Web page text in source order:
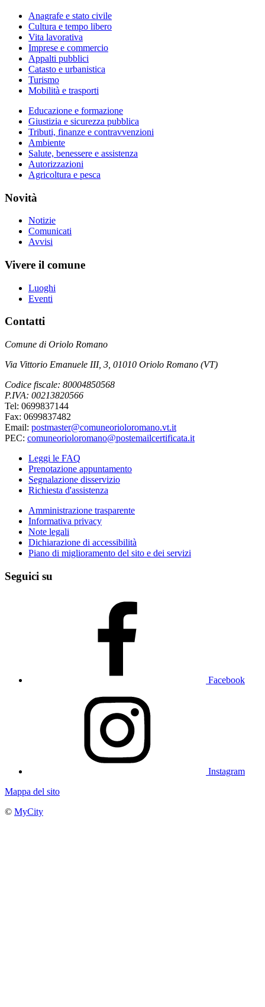
Anagrafe e stato civile
Cultura e tempo libero
Vita lavorativa
Imprese e commercio
Appalti pubblici
Catasto e urbanistica
Turismo
Mobilità e trasporti
Educazione e formazione
Giustizia e sicurezza pubblica
Tributi, finanze e contravvenzioni
Ambiente
Salute, benessere e assistenza
Autorizzazioni
Agricoltura e pesca
Novità
Notizie
Comunicati
Avvisi
Vivere il comune
Luoghi
Eventi
Contatti
Comune di Oriolo Romano
Via Vittorio Emanuele III, 3, 01010 Oriolo Romano (VT)
Codice fiscale: 80004850568
P.IVA: 00213820566
Tel: 0699837144
Fax: 0699837482
Email: postmaster@comuneorioloromano.vt.it
PEC: comuneorioloromano@postemailcertificata.it
Leggi le FAQ
Prenotazione appuntamento
Segnalazione disservizio
Richiesta d'assistenza
Amministrazione trasparente
Informativa privacy
Note legali
Dichiarazione di accessibilità
Piano di miglioramento del sito e dei servizi
Seguici su
Facebook
Instagram
Mappa del sito
© MyCity